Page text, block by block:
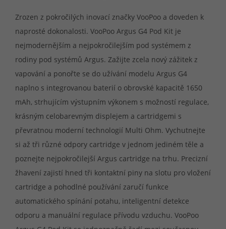
Zrozen z pokročilých inovací značky VooPoo a doveden k
naprosté dokonalosti. VooPoo Argus G4 Pod Kit je
nejmodernějším a nejpokročilejším pod systémem z
rodiny pod systémů Argus. Zažijte zcela nový zážitek z
vapování a ponořte se do užívání modelu Argus G4
naplno s integrovanou baterií o obrovské kapacitě 1650
mAh, strhujícím výstupním výkonem s možností regulace,
krásným celobarevným displejem a cartridgemi s
převratnou moderní technologií Multi Ohm. Vychutnejte
si až tři různé odpory cartridge v jednom jediném těle a
poznejte nejpokročilejší Argus cartridge na trhu. Precizní
žhavení zajistí hned tři kontaktní piny na slotu pro vložení
cartridge a pohodlné používání zaručí funkce
automatického spínání potahu, inteligentní detekce
odporu a manuální regulace přívodu vzduchu. VooPoo